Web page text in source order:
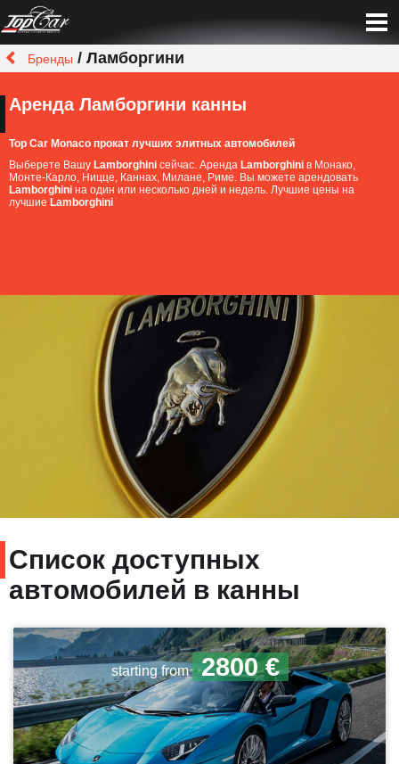
Бренды / Ламборгини
Аренда Ламборгини канны
Top Car Monaco прокат лучших элитных автомобилей
Выберете Вашу Lamborghini сейчас. Аренда Lamborghini в Монако,
Монте-Карло, Ницце, Каннах, Милане, Риме. Вы можете арендовать
Lamborghini на один или несколько дней и недель. Лучшие цены на
лучшие Lamborghini
Список доступных
автомобилей в канны
starting from 2800 €